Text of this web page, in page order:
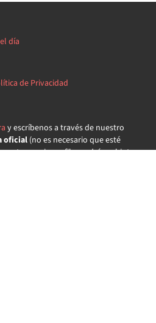
día
de Privacidad
y escríbenos a través de nuestro
oficial(no es necesario que esté
a tu propio perfil y podrás subir tus